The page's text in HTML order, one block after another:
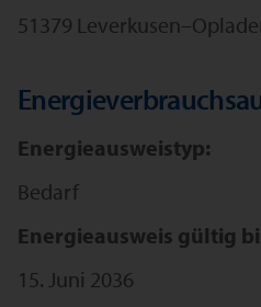
51379
Energieausweistyp:
Bedarf
Energieausweis gültig
15. Juni 2036